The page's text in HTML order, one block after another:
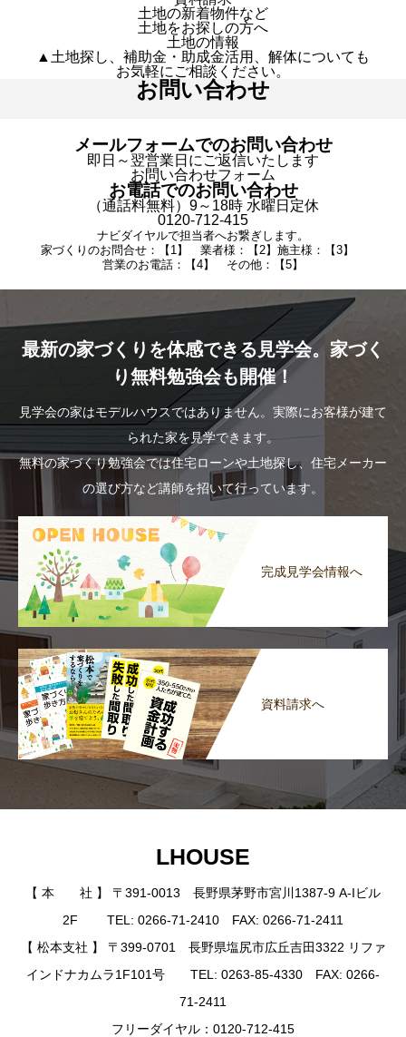
土地の新着物件など
土地をお探しの方へ
土地の情報
▲土地探し、補助金・助成金活用、解体についても
お気軽にご相談ください。
お問い合わせ
メールフォームでのお問い合わせ
即日～翌営業日にご返信いたします
お問い合わせフォーム
お電話でのお問い合わせ
（通話料無料）9～18時 水曜日定休
0120-712-415
ナビダイヤルで担当者へお繋ぎします。
家づくりのお問合せ：【1】 業者様：【2】施主様：【3】
営業のお電話：【4】 その他：【5】
最新の家づくりを体感できる見学会。家づく
り無料勉強会も開催！
見学会の家はモデルハウスではありません。実際にお客様が建て
られた家を見学できます。
無料の家づくり勉強会では住宅ローンや土地探し、住宅メーカー
の選び方など講師を招いて行っています。
完成見学会情報へ
資料請求へ
LHOUSE
【 本 社 】 〒391-0013 長野県茅野市宮川1387-9 A-Iビル
2F TEL: 0266-71-2410 FAX: 0266-71-2411
【 松本支社 】 〒399-0701 長野県塩尻市広丘吉田3322 リファ
インドナカムラ1F101号 TEL: 0263-85-4330 FAX: 0266-
71-2411
フリーダイヤル：0120-712-415